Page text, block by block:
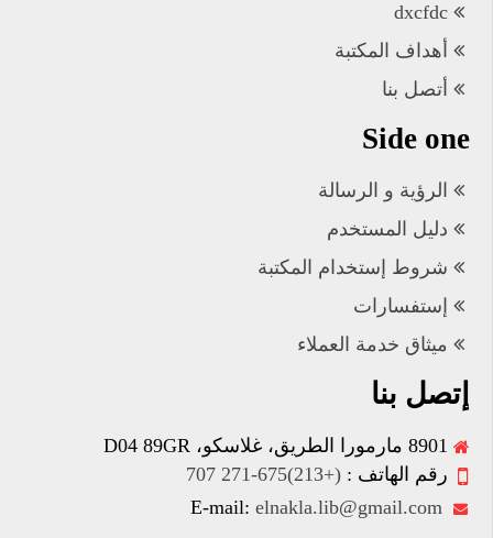
dxcfdc
أهداف المكتبة
أتصل بنا
Side one
الرؤية و الرسالة
دليل المستخدم
شروط إستخدام المكتبة
إستفسارات
ميثاق خدمة العملاء
إتصل بنا
8901 مارمورا الطريق، غلاسكو، D04 89GR
رقم الهاتف : (+213)675-271 707
elnakla.lib@gmail.com